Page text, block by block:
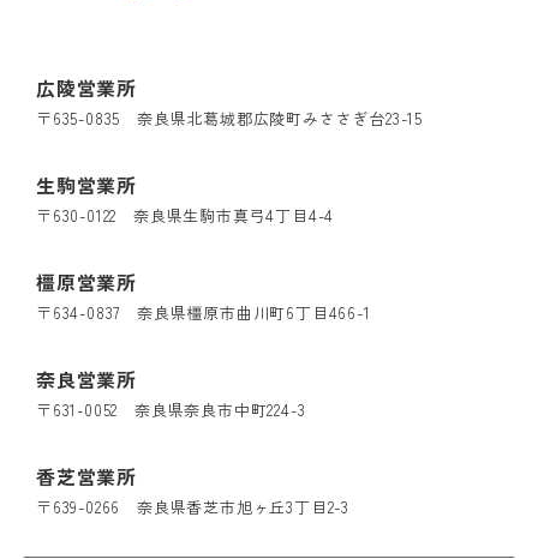
広陵営業所
〒635-0835 奈良県北葛城郡広陵町みささぎ台23-15
奈良営業所
〒631-0052 奈良県奈良市中町224-3
生駒営業所
〒630-0122 奈良県生駒市真弓4丁目4-4
香芝営業所
〒639-0266 奈良県香芝市旭ヶ丘3丁目2-3
橿原営業所
〒634-0837 奈良県橿原市曲川町6丁目466-1